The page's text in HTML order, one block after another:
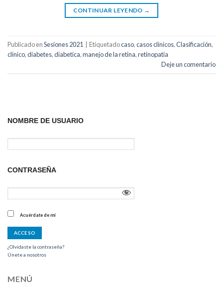
CONTINUAR LEYENDO →
Publicado enSesiones 2021 Etiquetadocaso,casos clinicos,Clasificación,
clinico,diabetes,diabetica,manejo de la retina,retinopatia
Deje un comentario
NOMBRE DE USUARIO
CONTRASEÑA
Acuérdate de mí
¿Olvidaste la contraseña?
Únete a nosotros
MENÚ